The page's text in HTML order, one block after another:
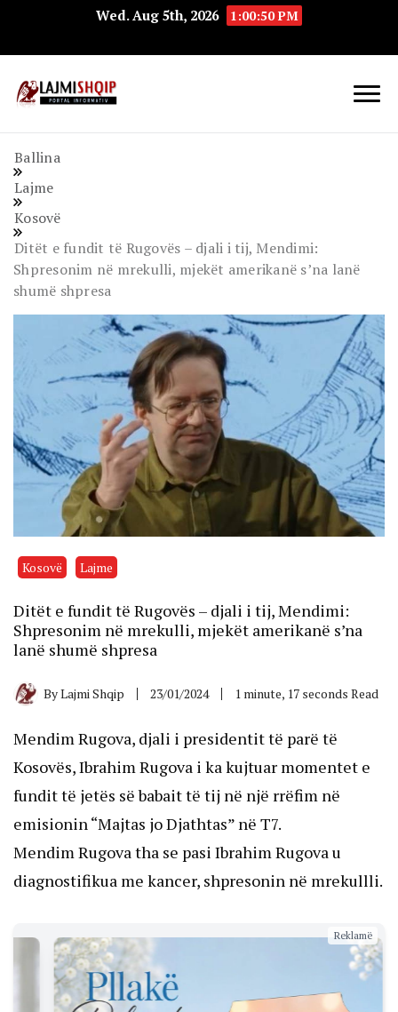
Wed. Aug 5th, 2026 1:00:51 PM
Ballina
Lajme
Kosovë
Ditët e fundit të Rugovës – djali i tij, Mendimi:
Shpresonim në mrekulli, mjekët amerikanë s’na lanë
shumë shpresa
Kosovë Lajme
Ditët e fundit të Rugovës – djali i tij, Mendimi:
Shpresonim në mrekulli, mjekët amerikanë s’na
lanë shumë shpresa
ByLajmi Shqip 23/01/2024 1 minute, 17 seconds Read
Mendim Rugova, djali i presidentit të parë të
Kosovës, Ibrahim Rugova i ka kujtuar momentet e
fundit të jetës së babait të tij në një rrëfim në
emisionin “Majtas jo Djathtas” në T7.
Mendim Rugova tha se pasi Ibrahim Rugova u
diagnostifikua me kancer, shpresonin në mrekullli.
Reklamë